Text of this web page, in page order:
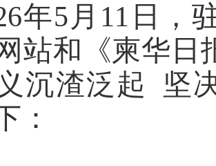
年5月11日，
站和《柬华日
沉渣泛起 坚
：